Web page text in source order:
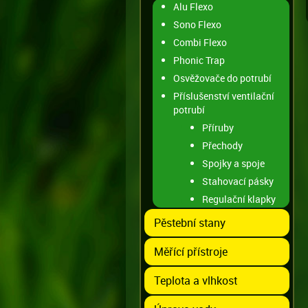
Alu Flexo
Sono Flexo
Combi Flexo
Phonic Trap
Osvěžovače do potrubí
Příslušenství ventilační
potrubí
Příruby
Přechody
Spojky a spoje
Stahovací pásky
Regulační klapky
Pěstební stany
Měřící přístroje
Teplota a vlhkost